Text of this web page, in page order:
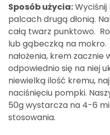
Sposób użycia:
palcach drugą dłonią.
całą twarz punktowo.
lub gąbeczką na
nałożenia, krem zacznie
odpowiednio się na niej
niewielką ilość kremu,
naciśnięciu pompki.
50g wystarcza na 4-6
stosowania.